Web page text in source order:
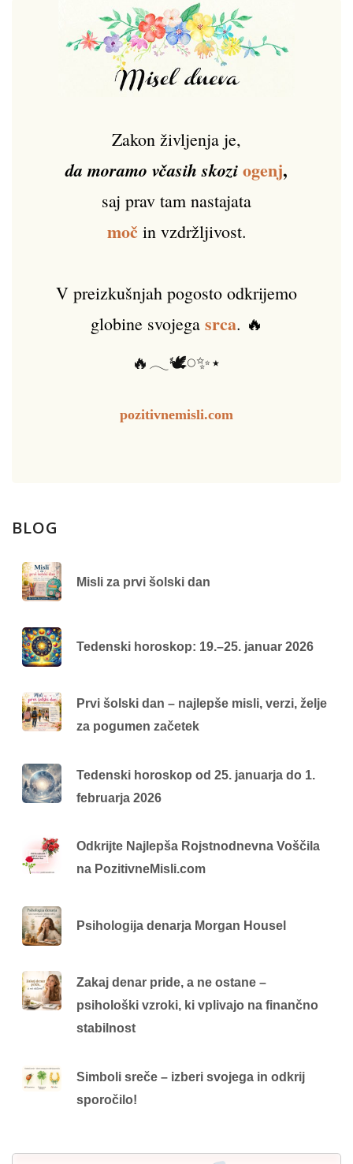
Zakon življenja je,
da moramo včasih skoziogenj,
saj prav tam nastajata
močin vzdržljivost.
V preizkušnjah pogosto odkrijemo
globine svojega srca. 🔥
🔥𓂃🕊️𓏸✨⋆
pozitivnemisli.com
BLOG
Misli za prvi šolski dan
Tedenski horoskop: 19.–25. januar 2026
Prvi šolski dan – najlepše misli, verzi, želje
za pogumen začetek
Tedenski horoskop od 25. januarja do 1.
februarja 2026
Odkrijte Najlepša Rojstnodnevna Voščila
na PozitivneMisli.com
Psihologija denarja Morgan Housel
Zakaj denar pride, a ne ostane –
psihološki vzroki, ki vplivajo na finančno
stabilnost
Simboli sreče – izberi svojega in odkrij
sporočilo!